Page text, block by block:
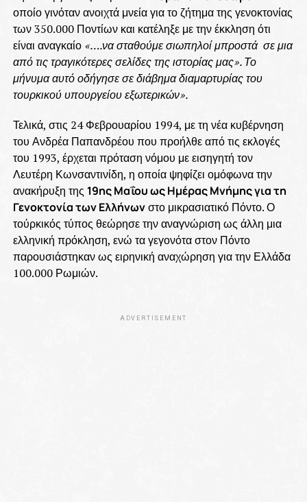
οποίο γινόταν ανοιχτά μνεία για το ζήτημα της γενοκτονίας
των 350.000 Ποντίων και κατέληξε με την έκκληση ότι
είναι αναγκαίο «….να σταθούμε σιωπηλοί μπροστά σε μια
από τις τραγικότερες σελίδες της ιστορίας μας». Το
μήνυμα αυτό οδήγησε σε διάβημα διαμαρτυρίας του
τουρκικού υπουργείου εξωτερικών».
Τελικά, στις 24 Φεβρουαρίου 1994, με τη νέα κυβέρνηση
του Ανδρέα Παπανδρέου που προήλθε από τις εκλογές
του 1993, έρχεται πρόταση νόμου με εισηγητή τον
Λευτέρη Κωνσαντινίδη, η οποία ψηφίζει ομόφωνα την
ανακήρυξη της 19ης Μαΐου ως Ημέρας Μνήμης για τη
Γενοκτονία των Ελλήνωνστο μικρασιατικό Πόντο. Ο
τούρκικός τύπος θεώρησε την αναγνώριση ως άλλη μια
ελληνική πρόκληση, ενώ τα γεγονότα στον Πόντο
παρουσιάστηκαν ως ειρηνική αναχώρηση για την Ελλάδα
100.000 Ρωμιών.
ADVERTISEMENT